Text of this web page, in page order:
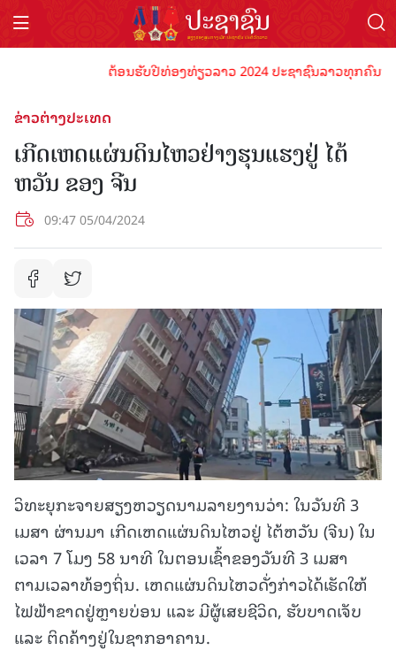
ຕ້ອນຮັບປີທ່ອງທ່ຽວລາວ 2024 ປະຊາຊົນລາວທຸກຄົນຈົ່
ຂ່າວຕ່າງປະເທດ
ເກີດເຫດແຜ່ນດິນໄຫວຢ່າງຮຸນແຮງຢູ່ ໄຕ້
ຫວັນ ຂອງ ຈີນ
09:47 05/04/2024
ວິທະຍຸກະຈາຍສຽງຫວຽດນາມລາຍງານວ່າ: ໃນວັນທີ 3
ເມສາ ຜ່ານມາ ເກີດເຫດແຜ່ນດິນໄຫວຢູ່ ໄຕ້ຫວັນ (ຈີນ) ໃນ
ເວລາ 7 ໂມງ 58 ນາທີ ໃນຕອນເຊົ້າຂອງວັນທີ 3 ເມສາ
ຕາມເວລາທ້ອງຖິ່ນ. ເຫດແຜ່ນດິນໄຫວດັ່ງກ່າວໄດ້ເຮັດໃຫ້
ໄຟຟ້າຂາດຢູ່ຫຼາຍບ່ອນ ແລະ ມີຜູ້ເສຍຊີວິດ, ຮັບບາດເຈັບ
ແລະ ຕິດຄ້າງຢູ່ໃນຊາກອາຄານ.